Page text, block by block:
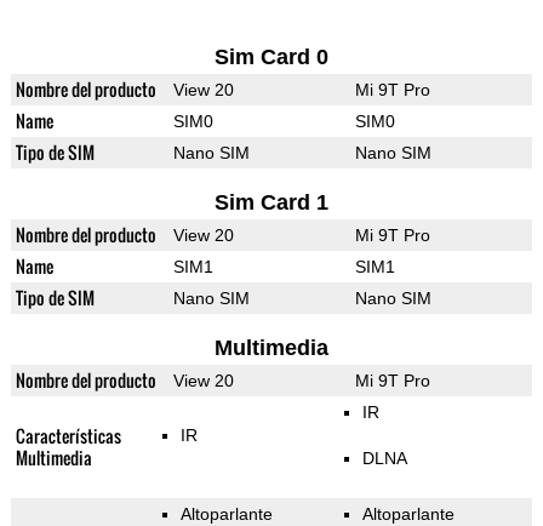
Sim Card 0
Nombre del producto View 20 Mi 9T Pro
Name SIM0 SIM0
Tipo de SIM Nano SIM Nano SIM
Sim Card 1
Nombre del producto View 20 Mi 9T Pro
Name SIM1 SIM1
Tipo de SIM Nano SIM Nano SIM
Multimedia
Nombre del producto View 20 Mi 9T Pro
Características
Multimedia
IR
IR
DLNA
Altoparlante Altoparlante